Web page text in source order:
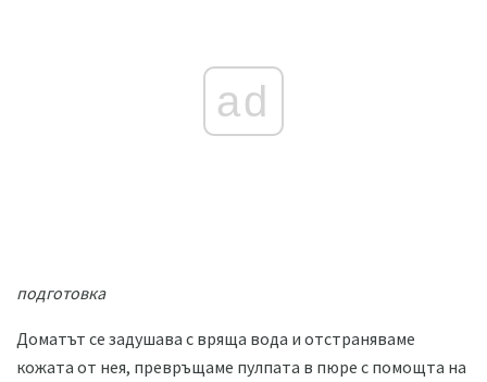
ad
подготовка
Доматът се задушава с вряща вода и отстраняваме
кожата от нея, превръщаме пулпата в пюре с помощта на